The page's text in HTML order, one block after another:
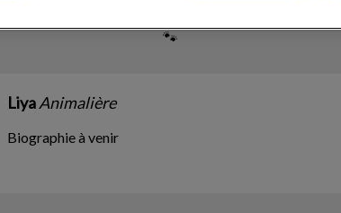
🐾
LiyaAnimalière
Biographie à venir